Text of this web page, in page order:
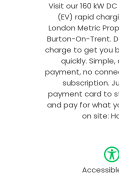
Visit our 160 kW
(EV) rapid
London Metric
Burton-On-Trent.
charge to get you
quickly.
payment, no
subscription.
payment card to
and pay for what
on site: